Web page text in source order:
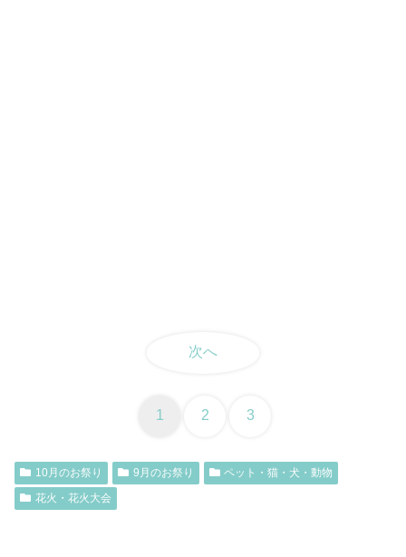
次へ
1 2 3
10月のお祭り 9月のお祭り
ペット・猫・犬・動物
花火・花火大会